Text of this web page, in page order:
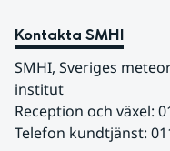
Kontakta SMHI
SMHI, Sveriges
institut
Reception och växel:
Telefon kundtjänst: